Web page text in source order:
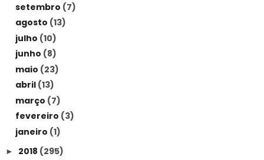
setembro (7)
agosto (13)
julho (10)
junho (8)
maio (23)
abril (13)
março (7)
fevereiro (3)
janeiro (1)
► 2018 (295)